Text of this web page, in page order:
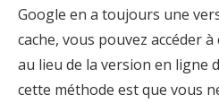
Google en a toujours une
cache, vous pouvez accéder
au lieu de la version en ligne
cette méthode est que vous